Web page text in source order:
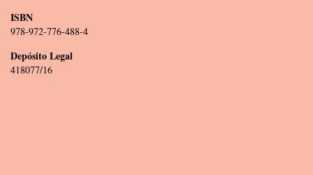
ISBN
978-972-776-488-4
Depósito Legal
418077/16